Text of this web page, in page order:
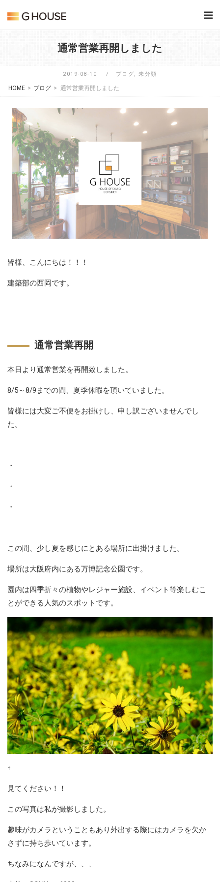
通常営業再開しました
2019-08-10 ブログ,未分類
HOME > ブログ > 通常営業再開しました
皆様、こんにちは！！！
建築部の西岡です。
通常営業再開
本日より通常営業を再開致しました。
8/5～8/9までの間、夏季休暇を頂いていました。
皆様には大変ご不便をお掛けし、申し訳ございませんでし
た。
・
・
・
この間、少し夏を感じにとある場所に出掛けました。
場所は大阪府内にある万博記念公園です。
園内は四季折々の植物やレジャー施設、イベント等楽しむこ
とができる人気のスポットです。
↑
見てください！！
この写真は私が撮影しました。
趣味がカメラということもあり外出する際にはカメラを欠か
さずに持ち歩いています。
ちなみになんですが、、、